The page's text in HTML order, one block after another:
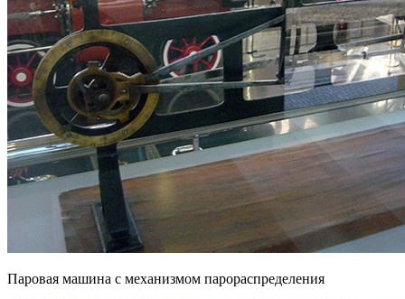
Паровая машина с механизмом парораспределения